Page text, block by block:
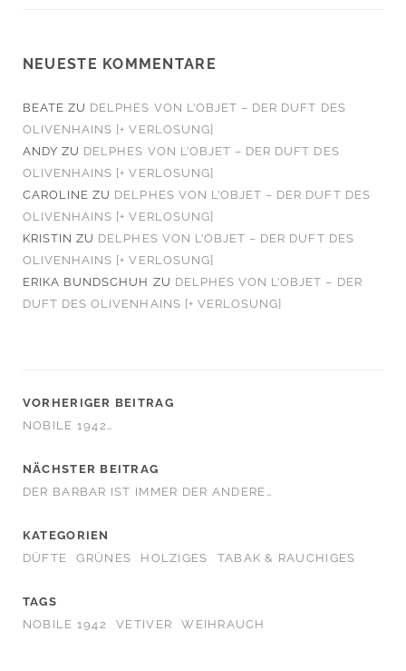
NEUESTE KOMMENTARE
BEATE ZU DELPHES VON L’OBJET – DER DUFT DES
OLIVENHAINS [+ VERLOSUNG]
ANDY ZU DELPHES VON L’OBJET – DER DUFT DES
OLIVENHAINS [+ VERLOSUNG]
CAROLINE ZU DELPHES VON L’OBJET – DER DUFT DES
OLIVENHAINS [+ VERLOSUNG]
KRISTIN ZU DELPHES VON L’OBJET – DER DUFT DES
OLIVENHAINS [+ VERLOSUNG]
ERIKA BUNDSCHUH ZU DELPHES VON L’OBJET – DER
DUFT DES OLIVENHAINS [+ VERLOSUNG]
VORHERIGER BEITRAG
NOBILE 1942…
NÄCHSTER BEITRAG
DER BARBAR IST IMMER DER ANDERE…
KATEGORIEN
DÜFTE
GRÜNES HOLZIGES TABAK & RAUCHIGES
TAGS
NOBILE 1942
VETIVER WEIHRAUCH